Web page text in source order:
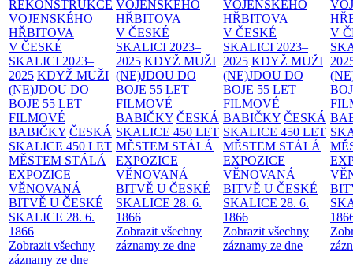
REKONSTRUKCE
VOJENSKÉHO
HŘBITOVA
V ČESKÉ
SKALICI 2023–
2025 KDYŽ MUŽI
(NE)JDOU DO
BOJE 55 LET
FILMOVÉ
BABIČKY ČESKÁ
SKALICE 450 LET
MĚSTEM STÁLÁ
EXPOZICE
VĚNOVANÁ
BITVĚ U ČESKÉ
SKALICE 28. 6.
1866
Zobrazit všechny
záznamy ze dne
VOJENSKÉHO
HŘBITOVA
V ČESKÉ
SKALICI 2023–
2025 KDYŽ MUŽI
(NE)JDOU DO
BOJE 55 LET
FILMOVÉ
BABIČKY ČESKÁ
SKALICE 450 LET
MĚSTEM STÁLÁ
EXPOZICE
VĚNOVANÁ
BITVĚ U ČESKÉ
SKALICE 28. 6.
1866
Zobrazit všechny
záznamy ze dne
VOJENSKÉHO
HŘBITOVA
V ČESKÉ
SKALICI 2023–
2025 KDYŽ MUŽI
(NE)JDOU DO
BOJE 55 LET
FILMOVÉ
BABIČKY ČESKÁ
SKALICE 450 LET
MĚSTEM STÁLÁ
EXPOZICE
VĚNOVANÁ
BITVĚ U ČESKÉ
SKALICE 28. 6.
1866
Zobrazit všechny
záznamy ze dne
V